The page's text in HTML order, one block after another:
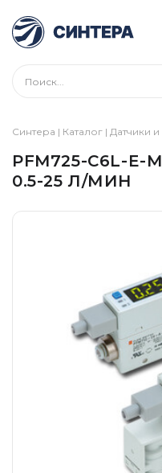
Синтера | Каталог | Датчики
PFM725-C6L-
0.5-25 Л/МИН